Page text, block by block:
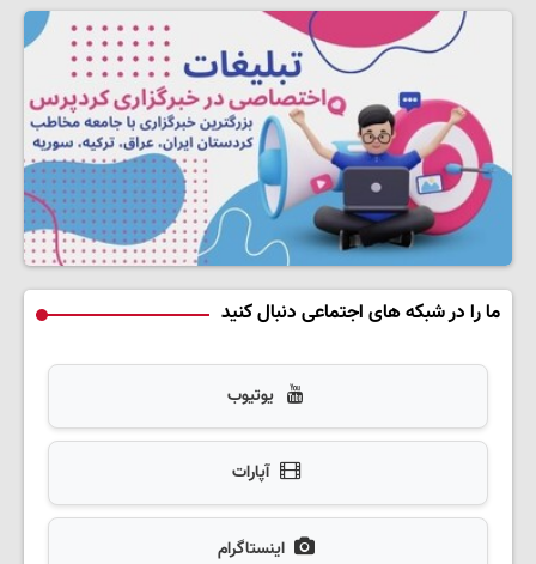
ما را در شبکه های اجتماعی دنبال کنید
یوتیوب
آپارات
اینستاگرام